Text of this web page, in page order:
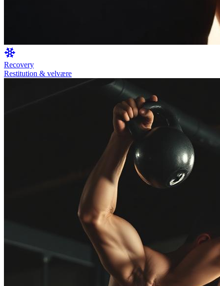
Recovery
Restitution & velvære